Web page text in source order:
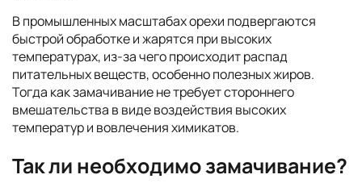
В промышленных масштабах орехи подвергаются
быстрой обработке и жарятся при высоких
температурах, из-за чего происходит распад
питательных веществ, особенно полезных жиров.
Тогда как замачивание не требует стороннего
вмешательства в виде воздействия высоких
температур и вовлечения химикатов.
Так ли необходимо замачивание?